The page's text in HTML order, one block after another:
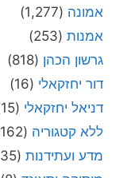
אמונה (1,277)
אמנות (253)
גרשון הכהן (818)
דור יחזקאלי (16)
דניאל יחזקאלי (15)
ללא קטגוריה (162)
מדע ועתידנות (135)